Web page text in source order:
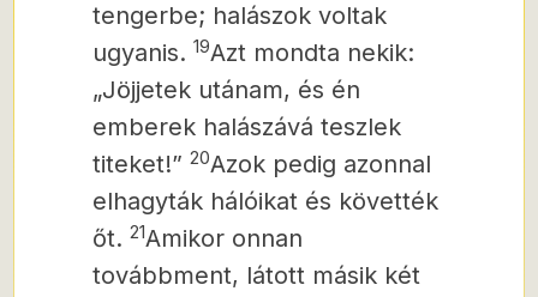
tengerbe; halászok voltak
ugyanis. 19Azt mondta nekik:
„Jöjjetek utánam, és én
emberek halászává teszlek
titeket!” 20Azok pedig azonnal
elhagyták hálóikat és követték
őt. 21Amikor onnan
továbbment, látott másik két